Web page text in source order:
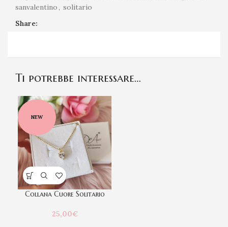
sanvalentino, solitario
Share:
Ti potrebbe interessare…
NEW
Collana Cuore Solitario
25,00€